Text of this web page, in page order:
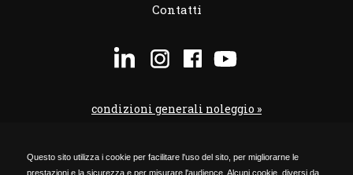
Questo sito utilizza i cookie per facilitare l'uso del sito, per migliorarne le
prestazioni e la sicurezza e per misurare l'audience. Alcuni cookie, diversi da
Contatti
condizioni generali noleggio »
codice etico »